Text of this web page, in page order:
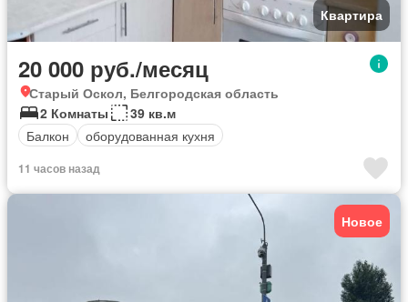
Квартира
20 000 руб./месяц
Старый Оскол, Белгородская область
2 Комнаты
39 кв.м
Балкон
оборудованная кухня
11 часов назад
Новое